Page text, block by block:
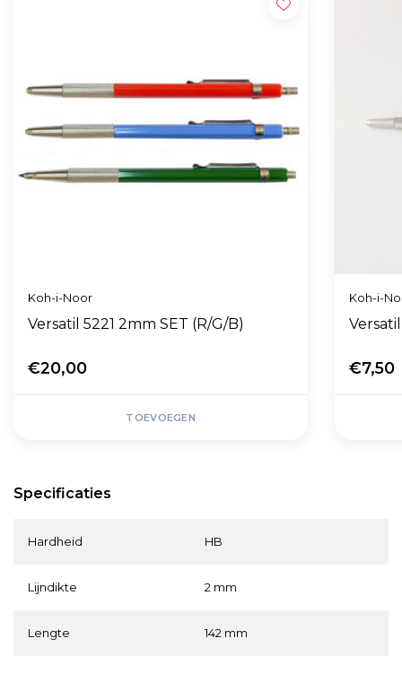
Specificaties
Hardheid HB
Lijndikte 2 mm
Lengte 142 mm
Koh-i-Noor
Versatil 5221 2mm SET (R/G/B)
€20,00
TOEVOEGEN
Koh-i-
€7,50